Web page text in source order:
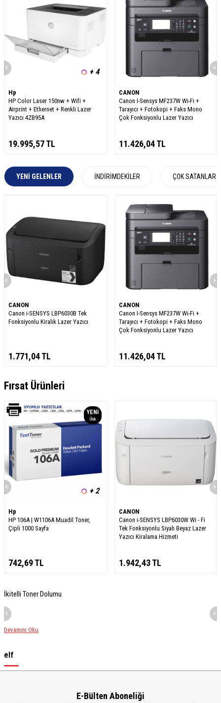
+ 4
Hp
HP Color Laser 150nw + Wifi +
Airprint + Ethernet + Renkli Lazer
Yazıcı 4ZB95A
19.995,57TL
CANON
Canon I-Sensys MF237W Wi-Fi +
Tarayıcı + Fotokopi + Faks Mono
Çok Fonksiyonlu Lazer Yazıcı
11.426,04TL
YENI GELENLER İNDIRIMDEKILER ÇOK SATANLAR
CANON
Canon i-SENSYS LBP6030B Tek
Fonksiyonlu Kiralık Lazer Yazıcı
1.771,04TL
CANON
Canon I-Sensys MF237W Wi-Fi +
Tarayıcı + Fotokopi + Faks Mono
Çok Fonksiyonlu Lazer Yazıcı
11.426,04TL
Fırsat Ürünleri
YENI
Ürün
+ 2
Hp
HP 106A | W1106A Muadil Toner,
Çipli 1000 Sayfa
742,69TL
CANON
Canon i-SENSYS LBP6030W Wi - Fi
Tek Fonksiyonlu Siyah Beyaz Lazer
Yazıcı Kiralama Hizmeti
1.942,43TL
İkitelli Toner Dolumu
Devamını Oku
elf
E-Bülten Aboneliği